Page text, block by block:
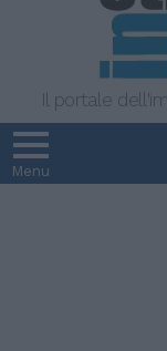
Il portale
Menu